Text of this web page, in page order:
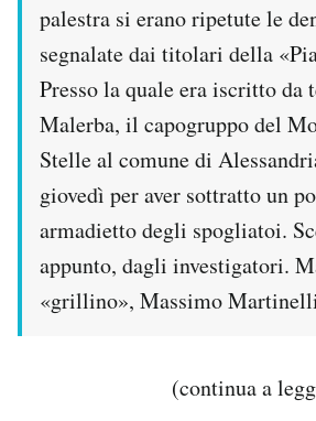
CALENDARIO
Area Personale
Newsletter
Notifiche mobile
Regala il Post
palestra si erano ripetute le
segnalate dai titolari della
Presso la quale era iscritto da
Malerba, il capogruppo del
Stelle al comune di
giovedì per aver sottratto un
armadietto degli spogliatoi.
appunto, dagli investigatori.
«grillino», Massimo
(continua a